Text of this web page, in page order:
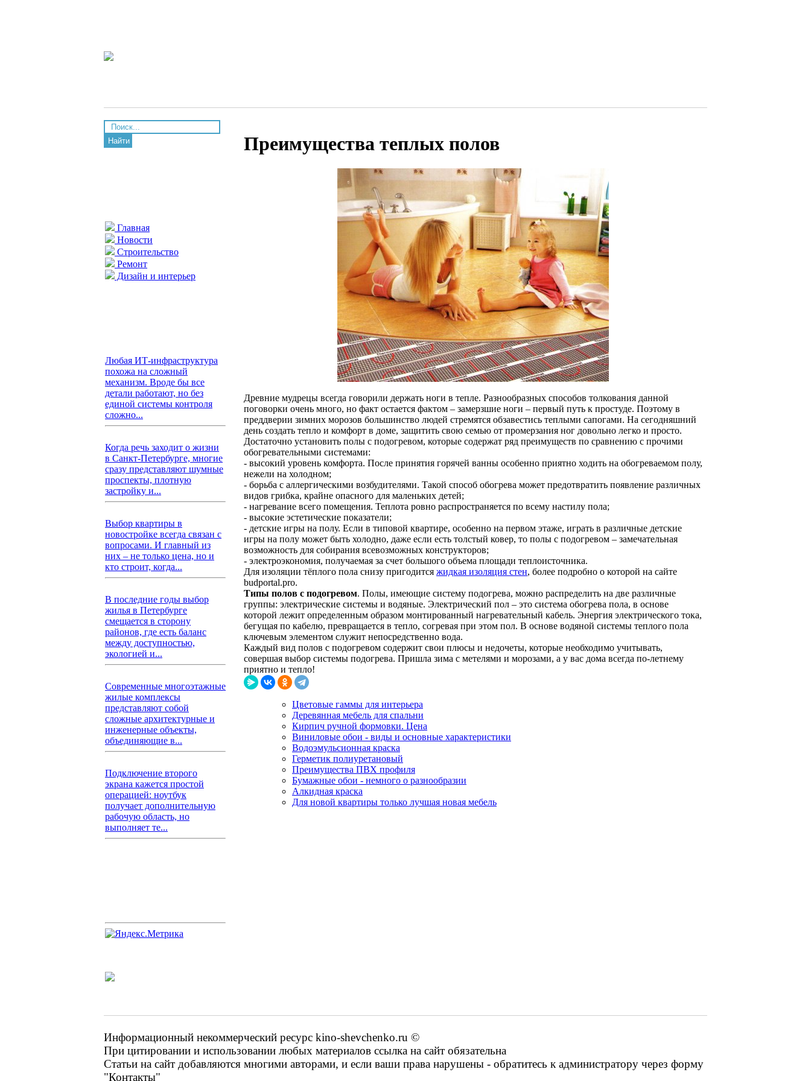
Найти
Главная
Новости
Строительство
Ремонт
Дизайн и интерьер
Любая ИТ-инфраструктура
похожа на сложный
механизм. Вроде бы все
детали работают, но без
единой системы контроля
сложно...
Когда речь заходит о жизни
в Санкт-Петербурге, многие
сразу представляют шумные
проспекты, плотную
застройку и...
Выбор квартиры в
новостройке всегда связан с
вопросами. И главный из
них – не только цена, но и
кто строит, когда...
В последние годы выбор
жилья в Петербурге
смещается в сторону
районов, где есть баланс
между доступностью,
экологией и...
Современные многоэтажные
жилые комплексы
представляют собой
сложные архитектурные и
инженерные объекты,
объединяющие в...
Подключение второго
экрана кажется простой
операцией: ноутбук
получает дополнительную
рабочую область, но
выполняет те...
Преимущества теплых полов
Древние мудрецы всегда говорили держать ноги в тепле. Разнообразных способов толкования данной
поговорки очень много, но факт остается фактом – замерзшие ноги – первый путь к простуде. Поэтому в
преддверии зимних морозов большинство людей стремятся обзавестись теплыми сапогами. На сегодняшний
день создать тепло и комфорт в доме, защитить свою семью от промерзания ног довольно легко и просто.
Достаточно установить полы с подогревом, которые содержат ряд преимуществ по сравнению с прочими
обогревательными системами:
- высокий уровень комфорта. После принятия горячей ванны особенно приятно ходить на обогреваемом полу,
нежели на холодном;
- борьба с аллергическими возбудителями. Такой способ обогрева может предотвратить появление различных
видов грибка, крайне опасного для маленьких детей;
- нагревание всего помещения. Теплота ровно распространяется по всему настилу пола;
- высокие эстетические показатели;
- детские игры на полу. Если в типовой квартире, особенно на первом этаже, играть в различные детские
игры на полу может быть холодно, даже если есть толстый ковер, то полы с подогревом – замечательная
возможность для собирания всевозможных конструкторов;
- электроэкономия, получаемая за счет большого объема площади теплоисточника.
Для изоляции тёплого пола снизу пригодится жидкая изоляция стен, более подробно о которой на сайте
budportal.pro.
Типы полов с подогревом. Полы, имеющие систему подогрева, можно распределить на две различные
группы: электрические системы и водяные. Электрический пол – это система обогрева пола, в основе
которой лежит определенным образом монтированный нагревательный кабель. Энергия электрического тока,
бегущая по кабелю, превращается в тепло, согревая при этом пол. В основе водяной системы теплого пола
ключевым элементом служит непосредственно вода.
Каждый вид полов с подогревом содержит свои плюсы и недочеты, которые необходимо учитывать,
совершая выбор системы подогрева. Пришла зима с метелями и морозами, а у вас дома всегда по-летнему
приятно и тепло!
Цветовые гаммы для интерьера
Деревянная мебель для спальни
Кирпич ручной формовки. Цена
Виниловые обои - виды и основные характеристики
Водоэмульсионная краска
Герметик полиуретановый
Преимущества ПВХ профиля
Бумажные обои - немного о разнообразии
Алкидная краска
Для новой квартиры только лучшая новая мебель
Информационный некоммерческий ресурс kino-shevchenko.ru ©
При цитировании и использовании любых материалов ссылка на сайт обязательна
Статьи на сайт добавляются многими авторами, и если ваши права нарушены - обратитесь к администратору через форму
"Контакты"